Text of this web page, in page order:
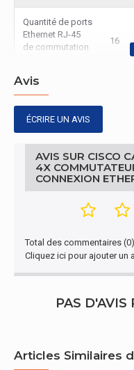
Quantité de ports
Ethernet RJ-45
de commutation
16
de module SFP+
Quantité de ports
Ethernet 2.5 G
(cuivre)
8
Gestion d'énergie
Avis
ÉCRIRE UN AVIS
AVIS SUR CISCO
4X
CONNEXION
Total des commentaires (0)
Cliquez ici pour ajouter un
PAS D'AVIS
Articles Similaires